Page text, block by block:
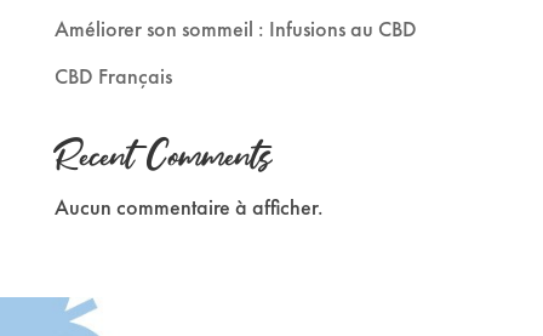
Améliorer son sommeil : Infusions au CBD
CBD Français
Recent Comments
Aucun commentaire à afficher.